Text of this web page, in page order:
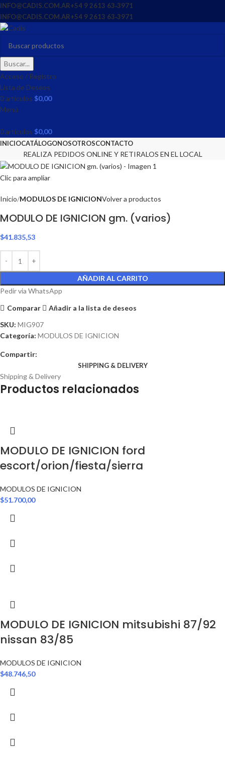
INFO@CADIS.COM.AR‪+54 9 2613 63‑3971‬
INFO@CADIS.COM.AR‪+54 9 2613 63‑3971‬
Buscar...
Acceso / Registro
Lista de Deseos
0artículos $0,00
Menú
0artículos $0,00
INICIOCATÁLOGONOSOTROSCONTACTO
REALIZA PEDIDOS ONLINE Y RETIRALOS EN EL LOCAL
Clic para ampliar
Inicio MODULOS DE IGNICIONVolver a productos
MODULO DE IGNICION gm. (varios)
$41.835,53
AÑADIR AL CARRITO
Pedir via WhatsApp
Comparar
Añadir a la lista de deseos
SKU: MIG907
Categoría: MODULOS DE IGNICION
Compartir:
SHIPPING & DELIVERY
Shipping & Delivery
Productos relacionados
MODULO DE IGNICION ford
escort/orion/fiesta/sierra
MODULOS DE IGNICION
$51.700,00
MODULO DE IGNICION mitsubishi 87/92
nissan 83/85
MODULOS DE IGNICION
$48.746,50